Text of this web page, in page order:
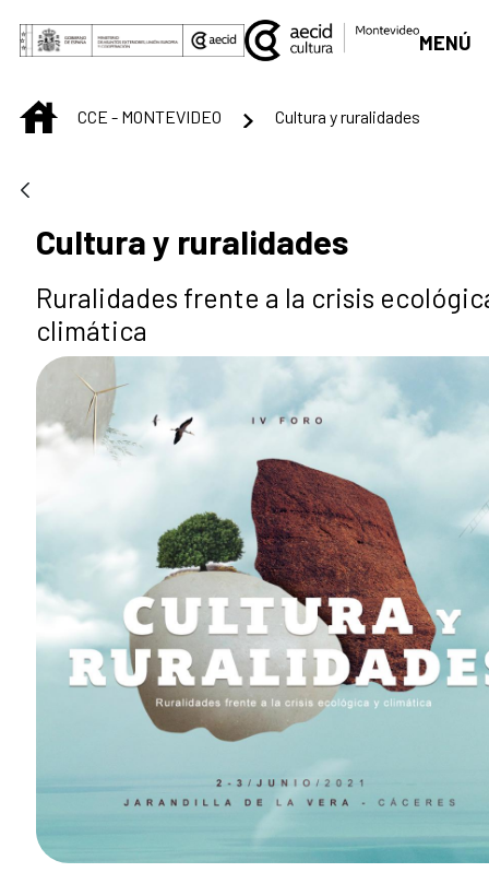
Saltar al contenido principal
MENÚ
INICIOCCE - MONTEVIDEO Cultura y ruralidades
Cultura y ruralidades
Ruralidades frente a la crisis
climática